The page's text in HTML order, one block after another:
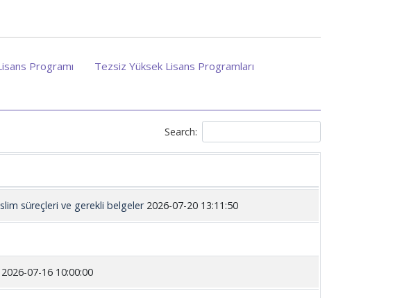
Programı Tezsiz Yüksek Lisans Programları
Search:
süreçleri ve gerekli belgeler 2026-07-20 13:11:50
2026-07-16 10:00:00